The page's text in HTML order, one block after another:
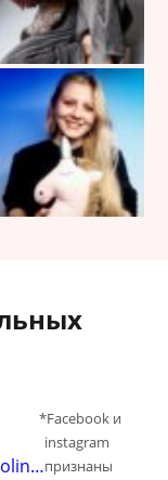
*Facebook и
instagram
признаны